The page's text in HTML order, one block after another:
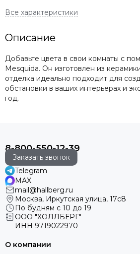
Описание
Добавьте цвета в свои комнаты с
Mesquida. Он изготовлен из
отделка идеально подходит для
обстановки в ваших интерьерах и
год.
8-800-550-12-39
Заказать звонок
Telegram
MAX
mail@hallberg.ru
Москва, Иркутская улица, 17с8
По будням с 10 до 19
ООО "ХОЛЛБЕРГ"
ИНН 9719022970
О компании